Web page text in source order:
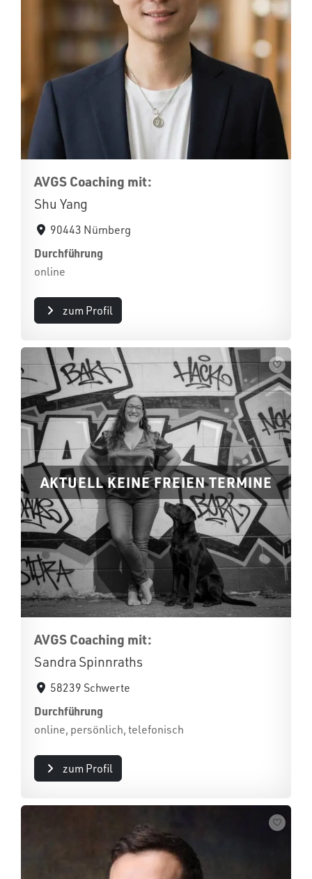
AVGS Coaching mit:
Shu Yang
90443 Nürnberg
Durchführung
online
zum Profil
AKTUELL KEINE FREIEN TERMINE
AVGS Coaching mit:
Sandra Spinnraths
58239 Schwerte
Durchführung
online, persönlich, telefonisch
zum Profil